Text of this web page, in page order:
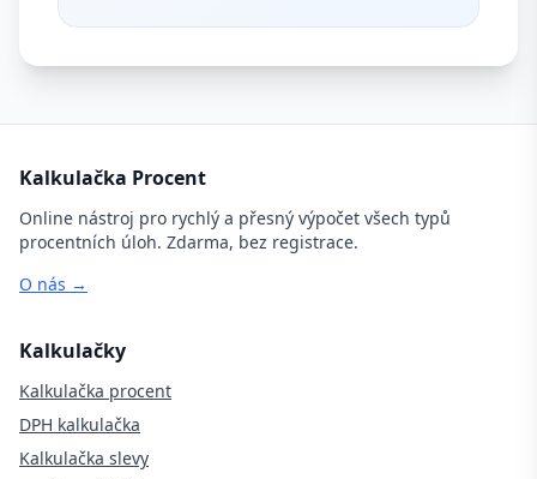
Kalkulačka Procent
Online nástroj pro rychlý a přesný výpočet všech typů
procentních úloh. Zdarma, bez registrace.
O nás →
Kalkulačky
Kalkulačka procent
DPH kalkulačka
Kalkulačka slevy